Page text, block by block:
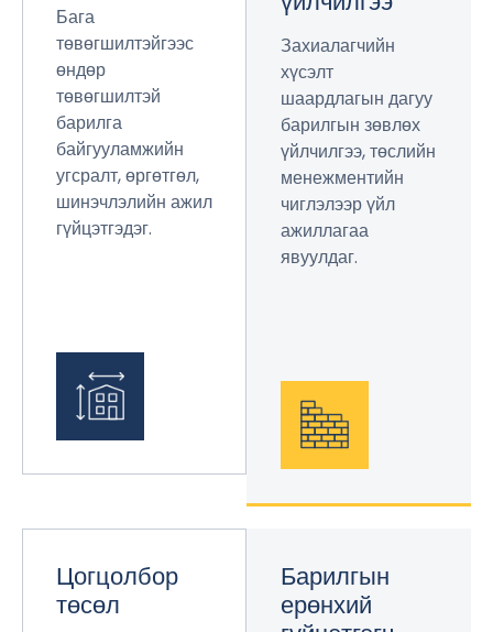
Бага
төвөгшилтэйгээс
өндөр
төвөгшилтэй
барилга
байгууламжийн
угсралт, өргөтгөл,
шинэчлэлийн ажил
гүйцэтгэдэг.
Захиалагчийн
хүсэлт
шаардлагын дагуу
барилгын зөвлөх
үйлчилгээ, төслийн
менежментийн
чиглэлээр үйл
ажиллагаа
явуулдаг.
Цогцолбор
төсөл
Барилгын
ерөнхий